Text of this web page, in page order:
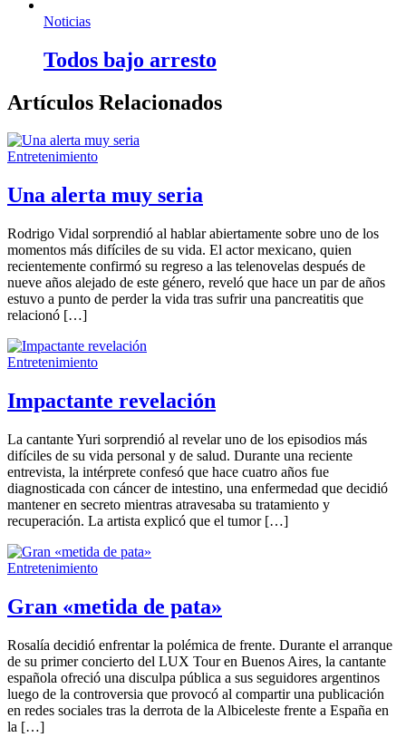
Noticias
Todos bajo arresto
Artículos Relacionados
Entretenimiento
Una alerta muy seria
Rodrigo Vidal sorprendió al hablar abiertamente sobre uno de los
momentos más difíciles de su vida. El actor mexicano, quien
recientemente confirmó su regreso a las telenovelas después de
nueve años alejado de este género, reveló que hace un par de años
estuvo a punto de perder la vida tras sufrir una pancreatitis que
relacionó […]
Entretenimiento
Impactante revelación
La cantante Yuri sorprendió al revelar uno de los episodios más
difíciles de su vida personal y de salud. Durante una reciente
entrevista, la intérprete confesó que hace cuatro años fue
diagnosticada con cáncer de intestino, una enfermedad que decidió
mantener en secreto mientras atravesaba su tratamiento y
recuperación. La artista explicó que el tumor […]
Entretenimiento
Gran «metida de pata»
Rosalía decidió enfrentar la polémica de frente. Durante el arranque
de su primer concierto del LUX Tour en Buenos Aires, la cantante
española ofreció una disculpa pública a sus seguidores argentinos
luego de la controversia que provocó al compartir una publicación
en redes sociales tras la derrota de la Albiceleste frente a España en
la […]